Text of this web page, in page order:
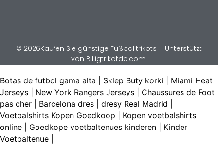
© 2026Kaufen Sie günstige Fußballtrikots – Unterstützt
von Billigtrikotde.com.
Botas de futbol gama alta Sklep Buty korki
Miami Heat
Jerseys
New York Rangers Jerseys
Chaussures de Foot
pas cher
Barcelona dres dresy Real Madrid
Voetbalshirts Kopen Goedkoop
Kopen voetbalshirts
online
Goedkope voetbaltenues kinderen
Kinder
Voetbaltenue